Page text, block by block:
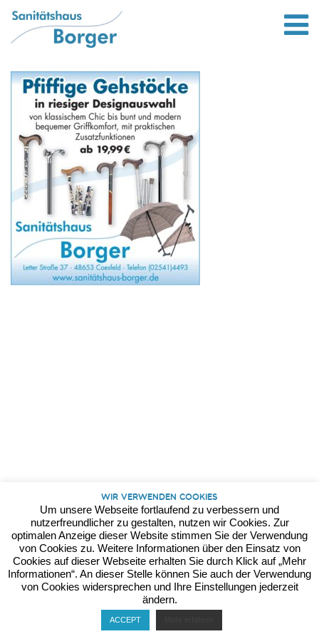
Bett und wohnen
Lifter von Liftstar
Rollatoren
Bandagen und Orthesen
Scooter / Elektromobile
Gehstöcke
Kompressionsstrümpfe
Standort
Unternehmen
Wir verwenden Cookies
Um unsere Webseite fortlaufend zu verbessern und
nutzerfreundlicher zu gestalten, nutzen wir Cookies. Zur
optimalen Anzeige dieser Website stimmen Sie der Verwendung
von Cookies zu. Weitere Informationen über den Einsatz von
Cookies auf dieser Webseite erhalten Sie durch Klick auf „Mehr
Informationen“. An dieser Stelle können Sie auch der Verwendung
von Cookies widersprechen und Ihre Einstellungen jederzeit
ändern.
ACCEPT